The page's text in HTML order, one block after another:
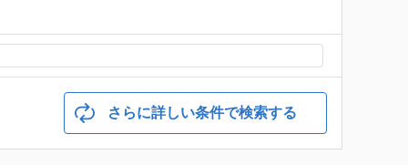
さらに詳しい条件で検索する